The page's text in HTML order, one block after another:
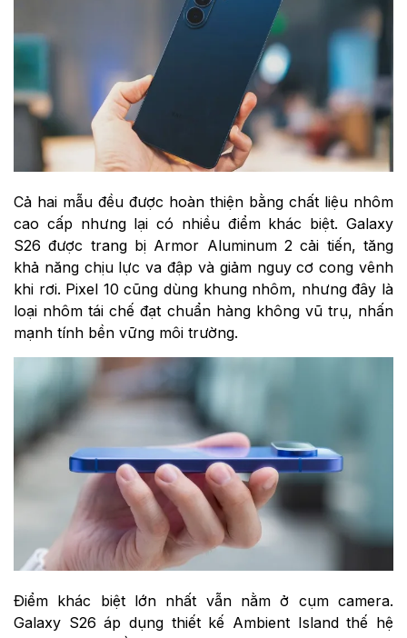
Cả hai mẫu đều được hoàn thiện bằng chất liệu nhôm
cao cấp nhưng lại có nhiều điểm khác biệt. Galaxy
S26 được trang bị Armor Aluminum 2 cải tiến, tăng
khả năng chịu lực va đập và giảm nguy cơ cong vênh
khi rơi. Pixel 10 cũng dùng khung nhôm, nhưng đây là
loại nhôm tái chế đạt chuẩn hàng không vũ trụ, nhấn
mạnh tính bền vững môi trường.
Điểm khác biệt lớn nhất vẫn nằm ở cụm camera.
Galaxy S26 áp dụng thiết kế Ambient Island thế hệ